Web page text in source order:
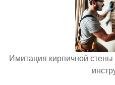
Имитация кирпичной